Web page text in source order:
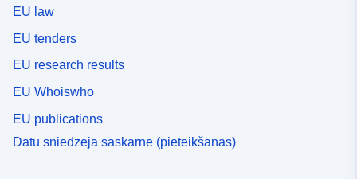
EU law
EU tenders
EU research results
EU Whoiswho
EU publications
Datu sniedzēja saskarne (pieteikšanās)